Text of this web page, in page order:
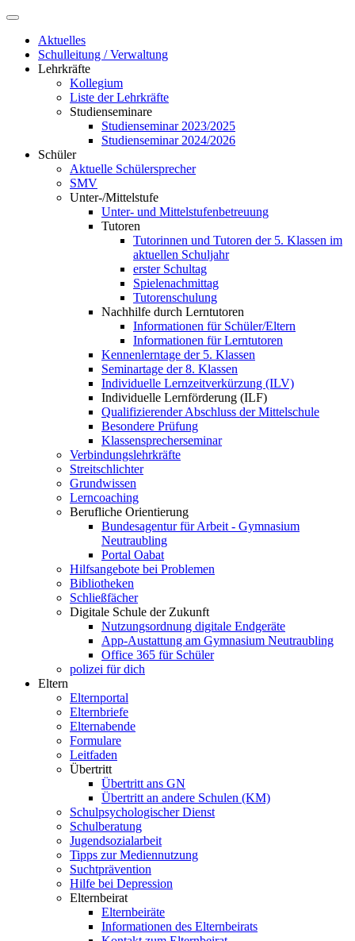
Aktuelles
Schulleitung / Verwaltung
Lehrkräfte
Kollegium
Liste der Lehrkräfte
Studienseminare
Studienseminar 2023/2025
Studienseminar 2024/2026
Schüler
Aktuelle Schülersprecher
SMV
Unter-/Mittelstufe
Unter- und Mittelstufenbetreuung
Tutoren
Tutorinnen und Tutoren der 5. Klassen im
aktuellen Schuljahr
erster Schultag
Spielenachmittag
Tutorenschulung
Nachhilfe durch Lerntutoren
Informationen für Schüler/Eltern
Informationen für Lerntutoren
Kennenlerntage der 5. Klassen
Seminartage der 8. Klassen
Individuelle Lernzeitverkürzung (ILV)
Individuelle Lernförderung (ILF)
Qualifizierender Abschluss der Mittelschule
Besondere Prüfung
Klassensprecherseminar
Verbindungslehrkräfte
Streitschlichter
Grundwissen
Lerncoaching
Berufliche Orientierung
Bundesagentur für Arbeit - Gymnasium
Neutraubling
Portal Oabat
Hilfsangebote bei Problemen
Bibliotheken
Schließfächer
Digitale Schule der Zukunft
Nutzungsordnung digitale Endgeräte
App-Austattung am Gymnasium Neutraubling
Office 365 für Schüler
polizei für dich
Eltern
Elternportal
Elternbriefe
Elternabende
Formulare
Leitfaden
Übertritt
Übertritt ans GN
Übertritt an andere Schulen (KM)
Schulpsychologischer Dienst
Schulberatung
Jugendsozialarbeit
Tipps zur Mediennutzung
Suchtprävention
Hilfe bei Depression
Elternbeirat
Elternbeiräte
Informationen des Elternbeirats